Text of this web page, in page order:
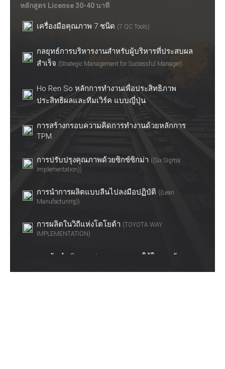
หลักสูตร License 30-40 นาที
เครื่องมือคุณภาพ 7 ชนิด (7 QC Tools)
กลยุทธ์การบริหารงานสำหรับผู้บริหารที่ประสบผล
สำเร็จ (Strategic Management for Successful Manager)
Ho Ren So หลักการทำงานเพื่อประสิทธิภาพ
ประสิทธิผลและทีมเวิร์ค แบบญี่ปุ่น
การสร้างกรอบความคิดการทำงานด้วยหลักการ
TPM
การปรับปรุงคุณภาพด้วยซิกซ์ซิกม่า ((Six Sigma
Implementation))
การนำการผลิตแบบลีนไปลงมือปฏิบัติ ((Lean
Manufacturing))
การผลิตในวิถีแห่งโตโยต้า (TOYOTA WAY
IMPLEMENTATION)
การจัดทำ Competency และการใช้ในการพัฒนา